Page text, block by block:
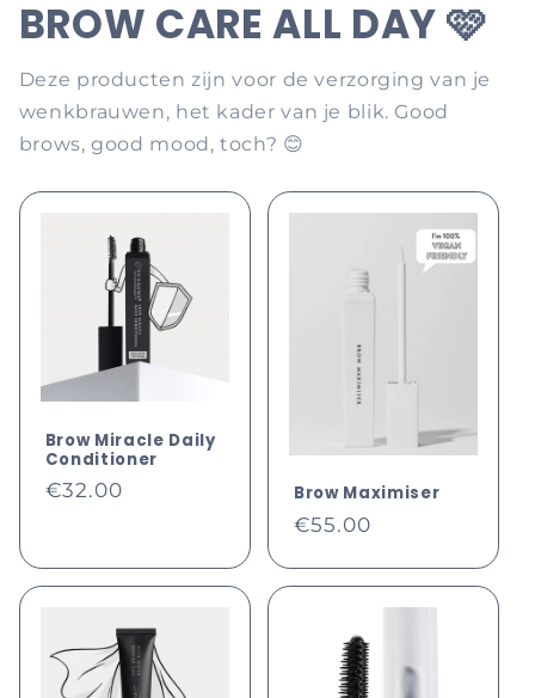
BROW CARE ALL DAY 🩷
Deze producten zijn voor de verzorging van je
wenkbrauwen, het kader van je blik. Good
brows, good mood, toch? 😊
Brow Miracle Daily
Conditioner
Normale
€32.00 Brow Maximiser
Normale
€55.00